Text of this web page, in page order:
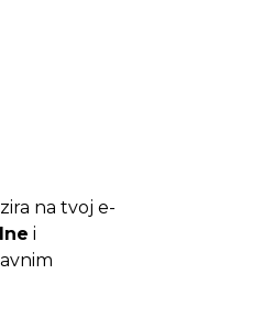
na tvoj e-
i